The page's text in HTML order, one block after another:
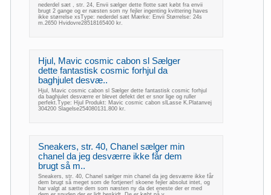
nederdel sæt , str. 24, Envii sælger dette flotte sæt købt fra envii
brugt 2 gange og er næsten som ny fejler ingenting kvittering haves
ikke størrelse xsType: nederdel sæt Mærke: Envii Størrelse: 24s
m.2650 Hvidovre28518165400 kr.
Hjul, Mavic cosmic cabon sl Sælger
dette fantastisk cosmic forhjul da
baghjulet desvæ..
Hjul, Mavic cosmic cabon sl Sælger dette fantastisk cosmic forhjul
da baghjulet desværre er blevet defekt det er snor lige og ruller
perfekt.Type: Hjul Produkt: Mavic cosmic cabon slLasse K.Platanvej
304200 Slagelse254080131.800 kr.
Sneakers, str. 40, Chanel sælger min
chanel da jeg desværre ikke får dem
brugt så m..
Sneakers, str. 40, Chanel sælger min chanel da jeg desværre ikke får
dem brugt så meget som de fortjener! skoene fejler absolut intet, og
har valgt at sætte dem som næsten ny da det eneste der er med